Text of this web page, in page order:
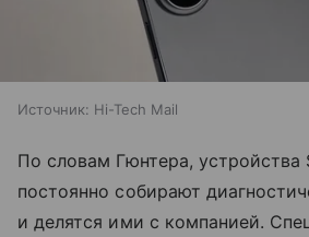
Источник: Hi-Tech Mail
По словам Гюнтера, устройства
постоянно собирают
и делятся ими с компанией.